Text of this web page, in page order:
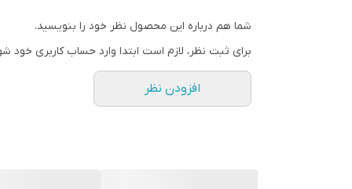
شما هم درباره این محصول نظر خود را بنویسید.
برای ثبت نظر، لازم است ابتدا وارد حساب کاربری خود
افزودن نظر